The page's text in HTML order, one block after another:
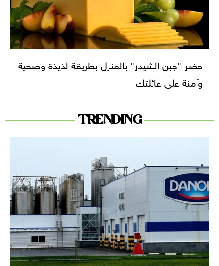
حضر "جبن الشيدر" بالمنزل بطريقة لذيذة وصحية
وآمنة على عائلتك
TRENDING